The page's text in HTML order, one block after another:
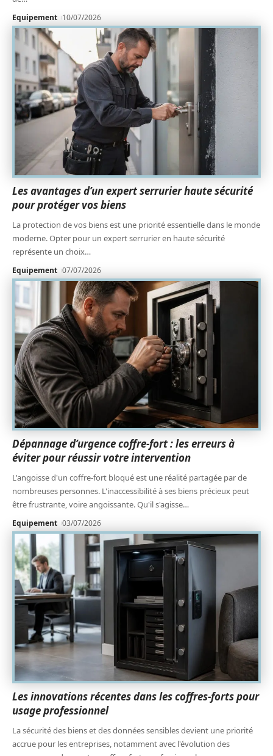
Equipement 10/07/2026
Les avantages d’un expert serrurier haute sécurité
pour protéger vos biens
La protection de vos biens est une priorité essentielle dans le monde
moderne. Opter pour un expert serrurier en haute sécurité
représente un choix…
Equipement 07/07/2026
Dépannage d’urgence coffre-fort : les erreurs à
éviter pour réussir votre intervention
L'angoisse d'un coffre-fort bloqué est une réalité partagée par de
nombreuses personnes. L'inaccessibilité à ses biens précieux peut
être frustrante, voire angoissante. Qu'il s'agisse…
Equipement 03/07/2026
Les innovations récentes dans les coffres-forts pour
usage professionnel
La sécurité des biens et des données sensibles devient une priorité
accrue pour les entreprises, notamment avec l'évolution des